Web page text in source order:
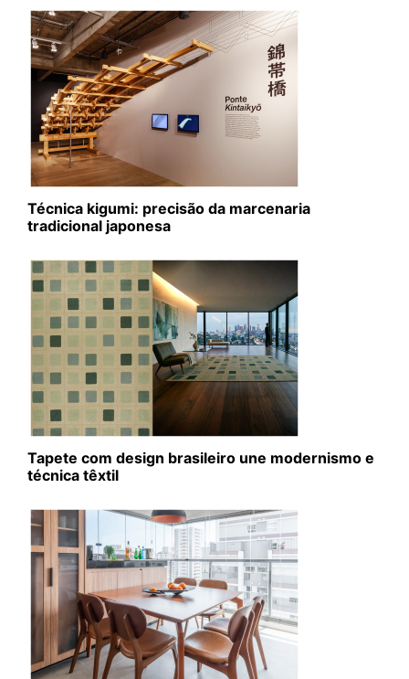
Técnica kigumi: precisão da marcenaria
tradicional japonesa
Tapete com design brasileiro une modernismo e
técnica têxtil